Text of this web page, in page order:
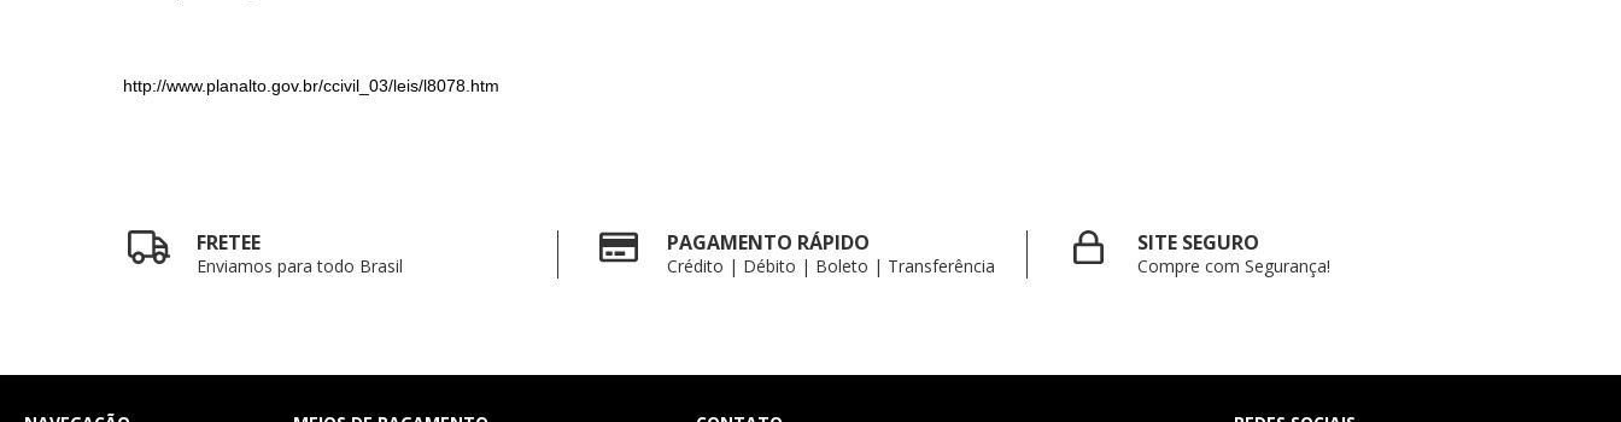
http://www.planalto.gov.br/ccivil_03/leis/l8078.htm
FRETEE
Enviamos para todo Brasil
PAGAMENTO RÁPIDO
Crédito | Débito | Boleto | Transferência
SITE SEGURO
Compre com Segurança!